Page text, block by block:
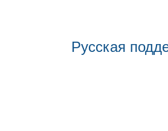
Русская